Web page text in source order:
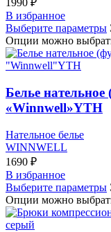
1990 ₽
В избранное
Выберите параметры
Опции можно
Белье
«Winnwell»YTH
Нательное белье
WINNWELL
1690 ₽
В избранное
Выберите параметры
Опции можно